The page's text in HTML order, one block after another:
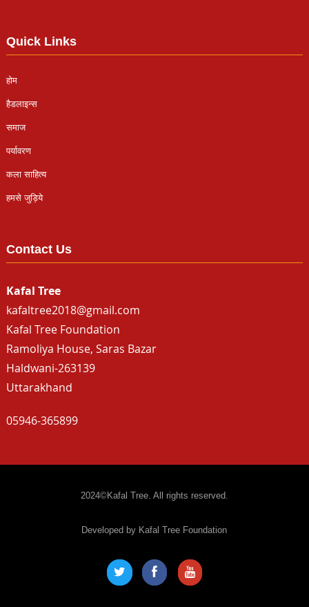
Quick Links
होम
हैडलाइन्स
समाज
पर्यावरण
कला साहित्य
हमसे जुड़िये
Contact Us
Kafal Tree
kafaltree2018@gmail.com
Kafal Tree Foundation
Ramoliya House, Saras Bazar
Haldwani-263139
Uttarakhand
05946-365899
2024©Kafal Tree. All rights reserved.
Developed by Kafal Tree Foundation